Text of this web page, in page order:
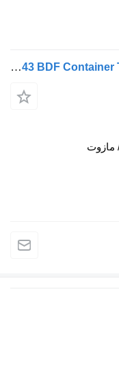
Mercedes-Benz Actros 2543 BDF Container Truck / Lift & Steering Axle / Euro 6